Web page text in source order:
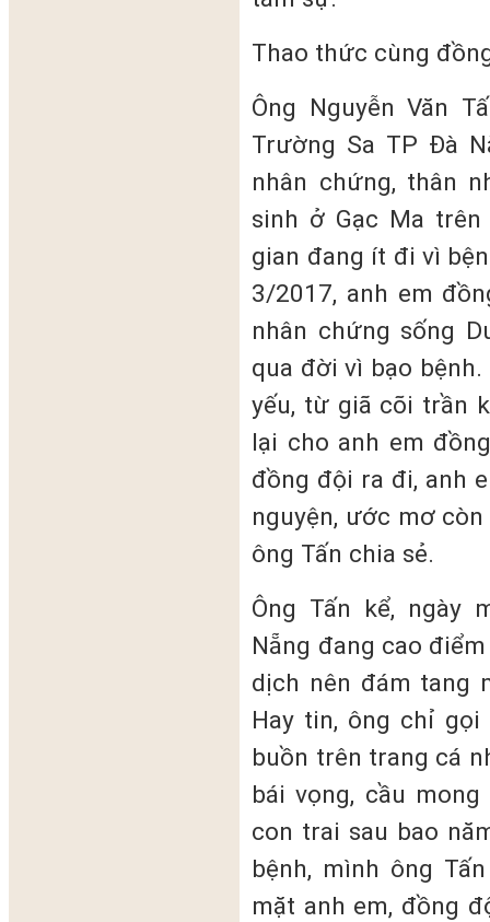
Thao thức cùng
Ông Nguyễn Văn
Trường Sa TP Đà
nhân chứng, thân
sinh ở Gạc Ma
gian đang ít đi vì
3/2017, anh em
nhân chứng sống
qua đời vì bạo
yếu, từ giã cõi trần
lại cho anh em
đồng đội ra đi, anh
nguyện, ước mơ
ông Tấn chia sẻ.
Ông Tấn kể, ngày
Nẵng đang cao
dịch nên đám tang
Hay tin, ông chỉ
buồn trên trang cá
bái vọng, cầu
con trai sau bao
bệnh, mình ông
mặt anh em, đồng